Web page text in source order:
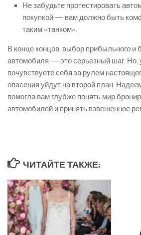
Не забудьте протестировать
покупкой — вам должно быть
таким «танком».
В конце концов, выбор прибыльного и
автомобиля — это серьезный шаг. Но,
почувствуете себя за рулем
опасения уйдут на второй план.
помогла вам глубже понять мир
автомобилей и принять взвешенное
ЧИТАЙТЕ ТАКЖЕ: